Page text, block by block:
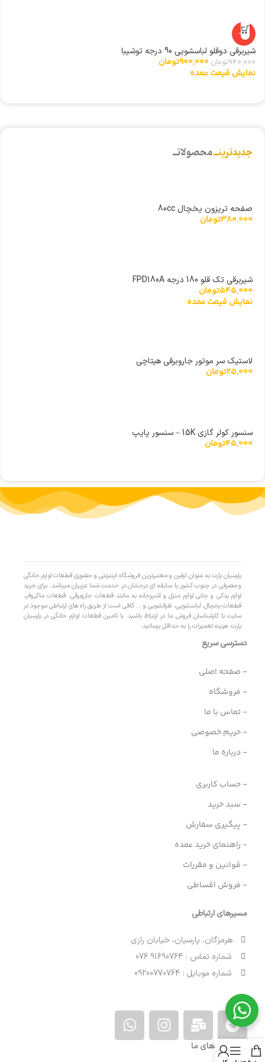
-4%
شیربرقی دوقلو لباسشویی 90 درجه توشیبا
940,000تومان 900,000تومان
نمایش قیمت عمده
جدیدترینــمحصولاتــ
صفحه تریزون یخچال 80cc
380,000تومان
شیربرقی تک قلو 180 درجه FPD180A
545,000تومان
نمایش قیمت عمده
لاستیک سر موتور جاروبرقی هیتاچی
25,000تومان
سنسور کولر گازی 15K – سنسور پایپ
45,000تومان
پارسیان پارت به عنوان اولین و معتبرترین فروشگاه اینترنتی و حضوری قطعات لوازم خانگی
و مصرفی در جنوب کشور با سابقه ای درخشان در خدمت شما عزیزان میباشد. برای خرید
لوازم یدکی و جانی لوازم منزل و آشپزخانه به مانند قطعات جاروبرقی، قطعات ماکروفر،
قطعات یخچال، لباسشویی، ظرفشویی و … کافی است از طریق راه های ارتباطی موجود در
سایت با کارشناسان فروش ما در ارتباط باشید. با تامین قطعات لوازم خانگی در پارسیان
پارت، هزینه تعمیرات را به حداقل برسانید.
دسترسی سریع
- صفحه اصلی
- فروشگاه
- تماس با ما
- حریم خصوصی
- درباره ما
- حساب کاربری
- سبد خرید
- پیگیری سفارش
- راهنمای خرید عمده
- قوانین و مقررات
- فروش اقساطی
مسیرهای ارتباطی
هرمزگان، پارسیان، خیابان رازی
شماره تماس : 91690764 076
شماره موبایل : 09200770764
نمادهای ما